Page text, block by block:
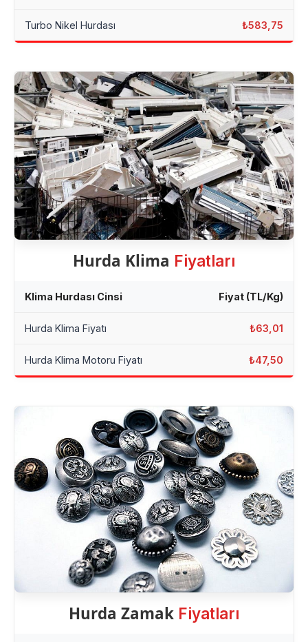
Turbo Nikel Hurdası ₺583,75
Hurda Klima Fiyatları
Klima Hurdası Cinsi Fiyat (TL/Kg)
Hurda Klima Fiyatı ₺63,01
Hurda Klima Motoru Fiyatı ₺47,50
Hurda Zamak Fiyatları